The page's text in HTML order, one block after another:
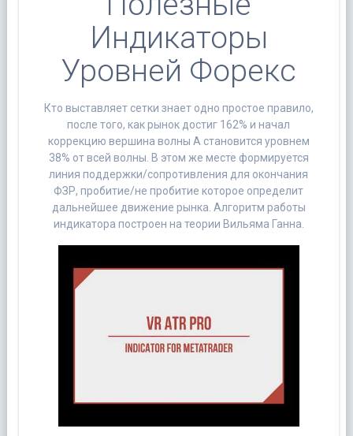
Индикаторы
Уровней Форекс
Кто выставляет сетки знает одно простое правило,
после того, как рынок достиг 162% и начал
коррекцию вершина волны А становится уровнем
38% от всей волны. В этом же месте формируется
линия поддержки/сопротивления для окончания
ФЗР, пробитие/не пробитие которое определит
дальнейшее движение рынка. Алгоритм работы
индикатора построен на теории Вильяма Ганна.